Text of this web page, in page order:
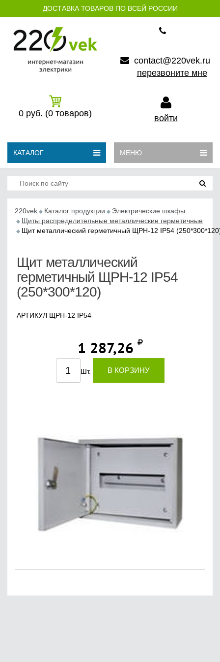
ДОСТАВКА ТОВАРОВ ПО ВСЕЙ РОССИИ
contact@220vek.ru
перезвоните мне
0 руб. (0 товаров) войти
КАТАЛОГ МЕНЮ
220vek Каталог продукции
Электрические шкафы
Щиты распределительные металлические герметичные
Щит металлический герметичный ЩРН-12 IP54
Щит металлический
герметичный ЩРН-12 IP54
(250*300*120)
АРТИКУЛ ЩРН-12 IP54
1 287,26
Шт. В КОРЗИНУ